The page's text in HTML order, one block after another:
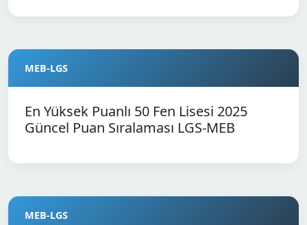
MEB-LGS
En Yüksek Puanlı 50 Fen Lisesi 2025
Güncel Puan Sıralaması LGS-MEB
MEB-LGS